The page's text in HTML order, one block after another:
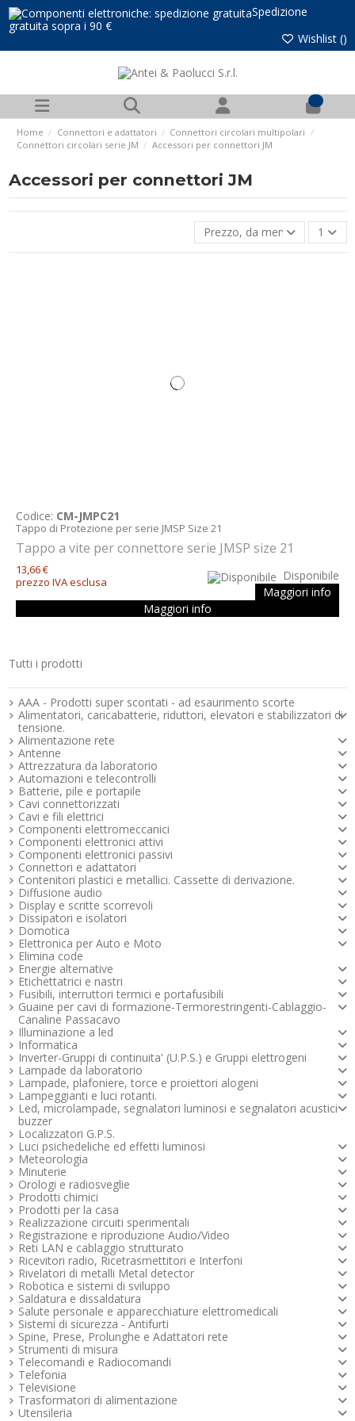
Spedizione
gratuita sopra i 90 €
Wishlist ()
Home Connettori e adattatori
Connettori circolari multipolari
Connettori circolari serie JM
Accessori per connettori JM
Accessori per connettori JM
Prezzo, da meno caro a più
1
Codice: CM-JMPC21
Tappo di Protezione per serie JMSP Size 21
Tappo a vite per connettore serie JMSP size 21
13,66 €
prezzo IVA esclusa
Disponibile
Maggiori info
Maggiori info
Tutti i prodotti
AAA - Prodotti super scontati - ad esaurimento scorte
Alimentatori, caricabatterie, riduttori, elevatori e stabilizzatori di
tensione.
Alimentazione rete
Antenne
Attrezzatura da laboratorio
Automazioni e telecontrolli
Batterie, pile e portapile
Cavi connettorizzati
Cavi e fili elettrici
Componenti elettromeccanici
Componenti elettronici attivi
Componenti elettronici passivi
Connettori e adattatori
Contenitori plastici e metallici. Cassette di derivazione.
Diffusione audio
Display e scritte scorrevoli
Dissipatori e isolatori
Domotica
Elettronica per Auto e Moto
Elimina code
Energie alternative
Etichettatrici e nastri
Fusibili, interruttori termici e portafusibili
Guaine per cavi di formazione-Termorestringenti-Cablaggio-
Canaline Passacavo
Illuminazione a led
Informatica
Inverter-Gruppi di continuita' (U.P.S.) e Gruppi elettrogeni
Lampade da laboratorio
Lampade, plafoniere, torce e proiettori alogeni
Lampeggianti e luci rotanti.
Led, microlampade, segnalatori luminosi e segnalatori acustici -
buzzer
Localizzatori G.P.S.
Luci psichedeliche ed effetti luminosi
Meteorologia
Minuterie
Orologi e radiosveglie
Prodotti chimici
Prodotti per la casa
Realizzazione circuiti sperimentali
Registrazione e riproduzione Audio/Video
Reti LAN e cablaggio strutturato
Ricevitori radio, Ricetrasmettitori e Interfoni
Rivelatori di metalli Metal detector
Robotica e sistemi di sviluppo
Saldatura e dissaldatura
Salute personale e apparecchiature elettromedicali
Sistemi di sicurezza - Antifurti
Spine, Prese, Prolunghe e Adattatori rete
Strumenti di misura
Telecomandi e Radiocomandi
Telefonia
Televisione
Trasformatori di alimentazione
Utensileria